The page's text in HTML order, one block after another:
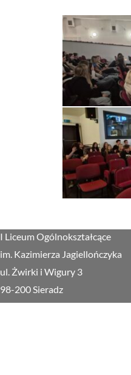
I Liceum Ogólnokształcące
im. Kazimierza Jagiellończyka
ul. Żwirki i Wigury 3
98-200 Sieradz